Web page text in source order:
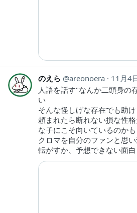
のえら areonoera
11月4
人語を話す"なんか二頭身の
い
そんな怪しげな存在でも助
頼まれたら断れない損な性
な子にこそ向いているのか
クロマを自分のファンと思
転がすか、予想できない面